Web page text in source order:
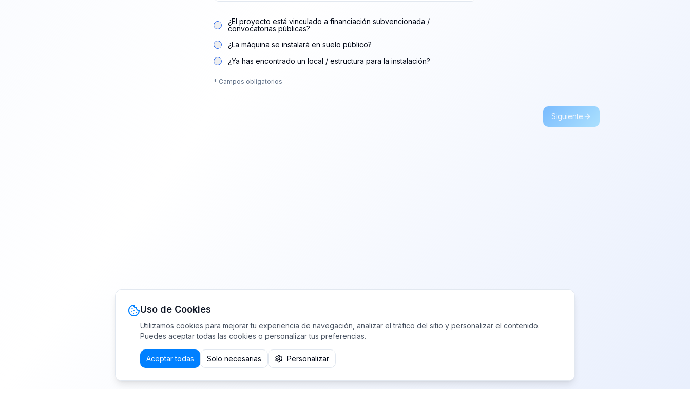
¿El proyecto está vinculado a financiación subvencionada /
convocatorias públicas?
¿La máquina se instalará en suelo público?
¿Ya has encontrado un local / estructura para la instalación?
* Campos obligatorios
Siguiente
Uso de Cookies
Utilizamos cookies para mejorar tu experiencia de navegación, analizar el tráfico del sitio y personalizar el contenido.
Puedes aceptar todas las cookies o personalizar tus preferencias.
Aceptar todas Solo necesarias Personalizar